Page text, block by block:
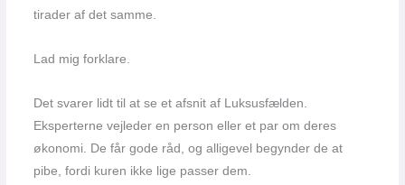
tirader af det samme.
Lad mig forklare.
Det svarer lidt til at se et afsnit af Luksusfælden.
Eksperterne vejleder en person eller et par om deres
økonomi. De får gode råd, og alligevel begynder de at
pibe, fordi kuren ikke lige passer dem.